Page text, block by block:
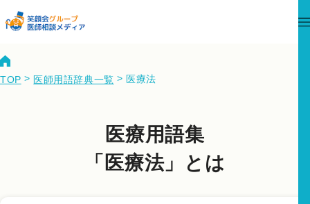
TOP >医師用語辞典一覧 > 医療法
医療用語集
「医療法」とは